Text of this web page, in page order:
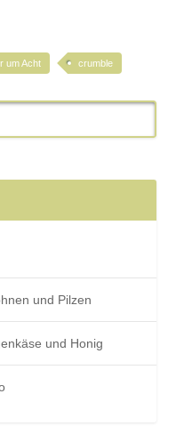
um Acht crumble
und Pilzen
und Honig